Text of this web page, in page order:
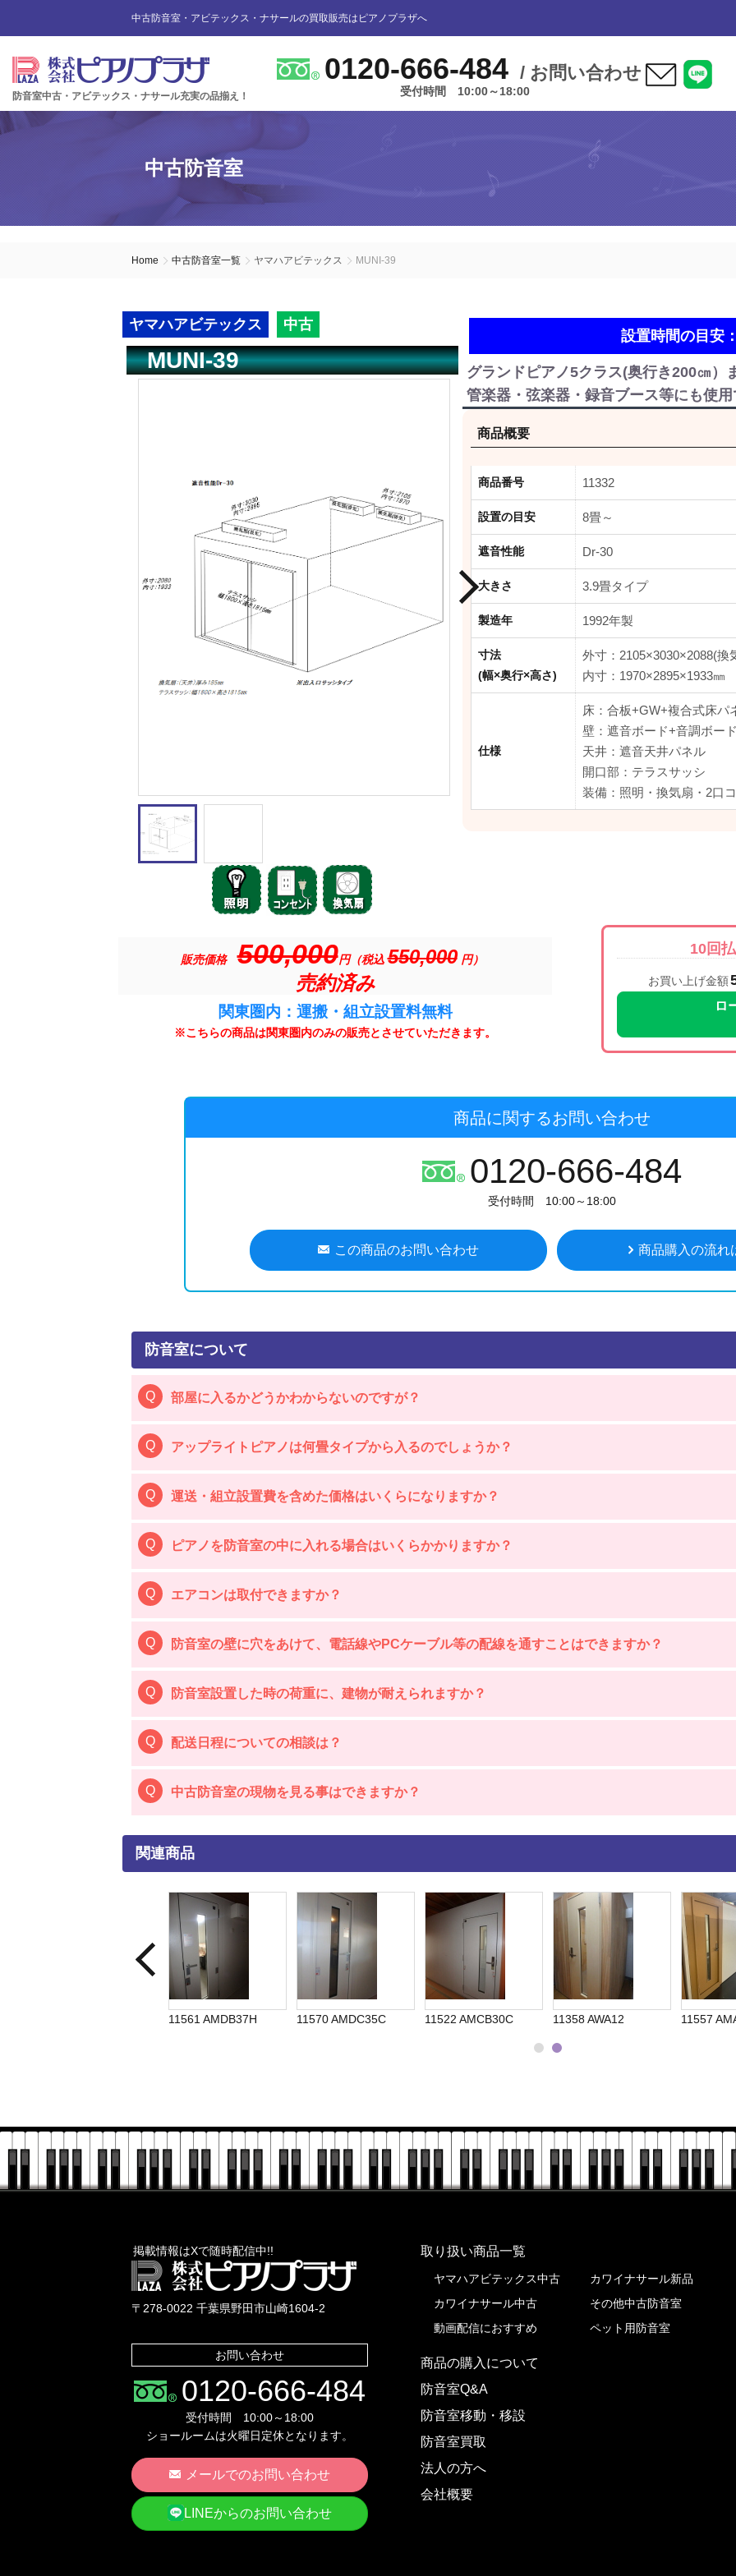
中古防音室・アビテックス・ナサールの買取販売はピアノプラザへ
防音室中古・アビテックス・ナサール充実の品揃え！
0120-666-484 / お問い合わせ
受付時間 10:00～18:00
カワイ防音ルーム
ユニットタイプ ユニットタイプ
ライトタイプ
カスタムタイプ
高遮音タイプ
カワイナサール中古
オーダータイプ
防音室中古
展示品リスト
アビテックス0.5畳～2畳未満
アビテックス3畳～
カワイナサール
かんたん在庫検索
売約済みリスト
防音室買取
防音室WEB買取
防音室LINE買取
防音室設置のアドバイス
防音室内へのピアノの設置
設置する床への配慮
エアコンの設置方法
遮音性能の違いを体験
インフォメーション
商品の購入について
会社概要
店舗までの案内地図
お問い合わせ
中古防音室
Home 中古防音室一覧 ヤマハアビテックス MUNI-39
ヤマハアビテックス 中古
MUNI-39
設置時間の目安
グランドピアノ5クラス(奥行き200㎝）
管楽器・弦楽器・録音ブース等にも使
商品概要
商品番号 11332
設置の目安 8畳～
遮音性能 Dr-30
大きさ 3.9畳タイプ
製造年 1992年製
寸法
(幅×奥行×高さ)
外寸：2105×3030×2088(換
内寸：1970×2895×1933㎜
仕様
床：合板+GW+複合式床パ
壁：遮音ボード+音調ボー
天井：遮音天井パネル
開口部：テラスサッシ
装備：照明・換気扇・2口
販売価格 500,000円（税込 550,000 円）
売約済み
関東圏内：運搬・組立設置料無料
※こちらの商品は関東圏内のみの販売とさせていただきます。
10回
お買い上げ金額
ロ
商品に関するお問い合わせ
0120-666-484
受付時間 10:00～18:00
この商品のお問い合わせ 商品購入の流れ
防音室について
部屋に入るかどうかわからないのですが？
アップライトピアノは何畳タイプから入るのでしょうか？
運送・組立設置費を含めた価格はいくらになりますか？
ピアノを防音室の中に入れる場合はいくらかかりますか？
エアコンは取付できますか？
防音室の壁に穴をあけて、電話線やPCケーブル等の配線を通すことはできますか？
防音室設置した時の荷重に、建物が耐えられますか？
配送日程についての相談は？
中古防音室の現物を見る事はできますか？
関連商品
11561 AMDB37H 11570 AMDC35C 11522 AMCB30C 11358 AWA12 11557
掲載情報はXで随時配信中!!
〒278-0022 千葉県野田市山崎1604-2
お問い合わせ
0120-666-484
受付時間 10:00～18:00
ショールームは火曜日定休となります。
メールでのお問い合わせ
LINEからのお問い合わせ
取り扱い商品一覧
ヤマハアビテックス中古
カワイナサール新品
カワイナサール中古
その他中古防音室
動画配信におすすめ
ペット用防音室
商品の購入について
防音室Q&A
防音室移動・移設
防音室買取
法人の方へ
会社概要